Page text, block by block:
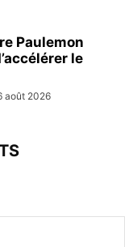
Paulemon
le
août 2026